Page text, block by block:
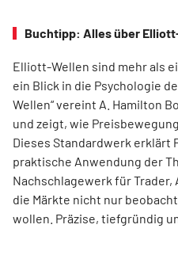
Buchtipp: Alles über
Elliott-Wellen sind mehr als
ein Blick in die Psychologie
Wellen“ vereint A. Hamilton
und zeigt, wie
Dieses Standardwerk erklärt
praktische Anwendung der
Nachschlagewerk für
die Märkte nicht nur
wollen. Präzise, tiefgründig